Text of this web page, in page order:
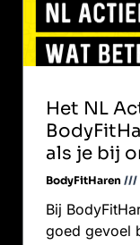
Het NL
als je bij
BodyFitHaren
Bij
goed gevoel